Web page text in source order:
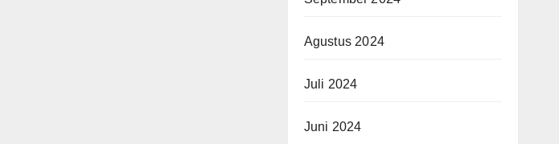
Agustus 2024
Juli 2024
Juni 2024